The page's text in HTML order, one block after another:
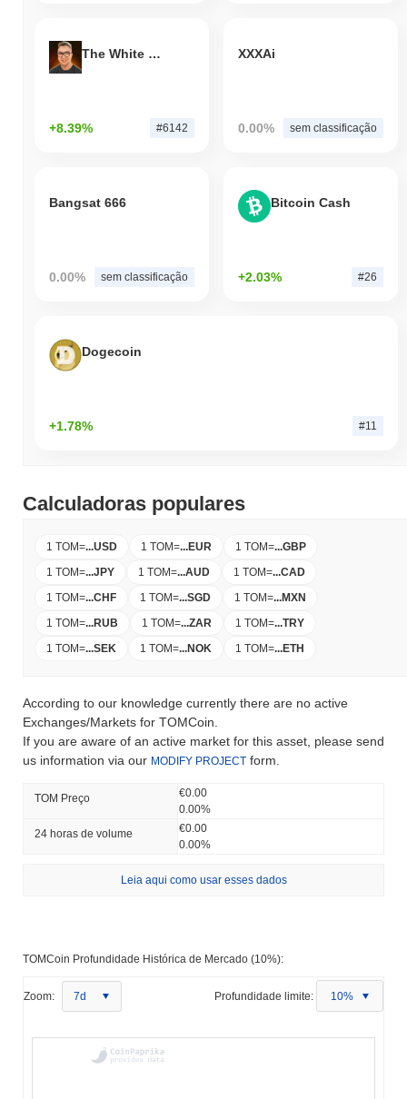
The White Bull
+8.39% #6142
XXXAi
0.00% sem classificação
Bangsat 666
0.00% sem classificação
Bitcoin Cash
+2.03% #26
Dogecoin
+1.78% #11
Calculadoras populares
1 TOM=...USD 1 TOM=...EUR 1 TOM=...GBP
1 TOM=...JPY 1 TOM=...AUD 1 TOM=...CAD
1 TOM=...CHF 1 TOM=...SGD 1 TOM=...MXN
1 TOM=...RUB 1 TOM=...ZAR 1 TOM=...TRY
1 TOM=...SEK 1 TOM=...NOK 1 TOM=...ETH
According to our knowledge currently there are no active
Exchanges/Markets for TOMCoin.
If you are aware of an active market for this asset, please send
us information via our MODIFY PROJECT form.
TOM Preço
€0.00
0.00%
24 horas de volume
€0.00
0.00%
Leia aqui como usar esses dados
TOMCoin Profundidade Histórica de Mercado (10%):
Zoom: 7d Profundidade limite: 10%